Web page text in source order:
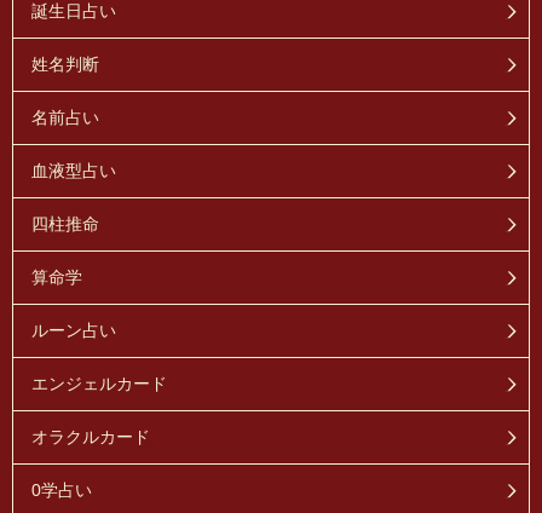
誕生日占い
姓名判断
名前占い
血液型占い
四柱推命
算命学
ルーン占い
エンジェルカード
オラクルカード
0学占い